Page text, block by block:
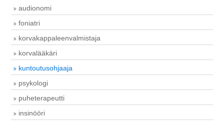
audionomi
foniatri
korvakappaleenvalmistaja
korvalääkäri
kuntoutusohjaaja
psykologi
puheterapeutti
insinööri